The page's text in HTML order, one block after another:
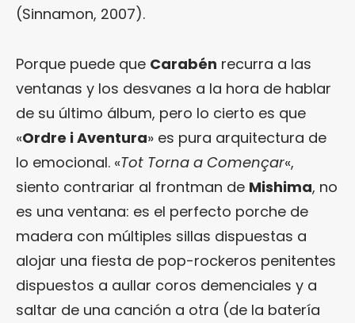
(Sinnamon, 2007).
Porque puede que Carabén recurra a las
ventanas y los desvanes a la hora de hablar
de su último álbum, pero lo cierto es que
«Ordre i Aventura» es pura arquitectura de
lo emocional. «Tot Torna a Començar«,
siento contrariar al frontman de Mishima, no
es una ventana: es el perfecto porche de
madera con múltiples sillas dispuestas a
alojar una fiesta de pop-rockeros penitentes
dispuestos a aullar coros demenciales y a
saltar de una canción a otra (de la batería